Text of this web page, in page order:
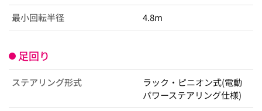
最小回転半径 4.8m
足回り
ステアリング形式
ラック・ピニオン式(電動
パワーステアリング仕様)